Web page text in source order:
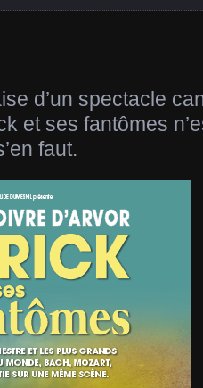
d’un spectacle
et ses fantômes
faut.